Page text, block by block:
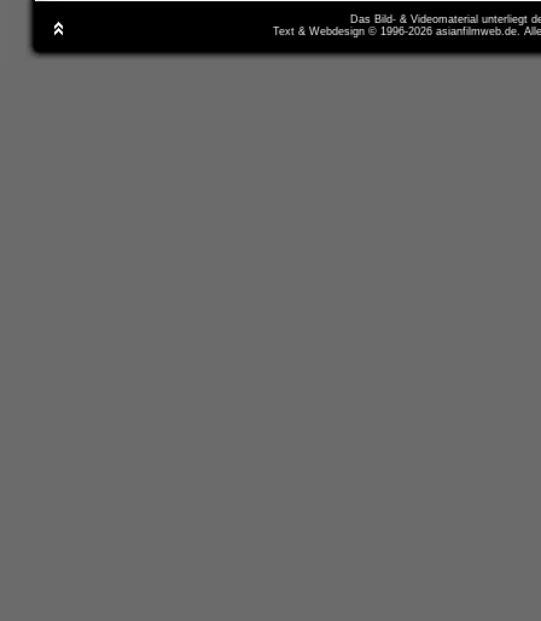
Das Bild- & Videomaterial unterliegt
Text & Webdesign © 1996-2026 asianfilmweb.de.